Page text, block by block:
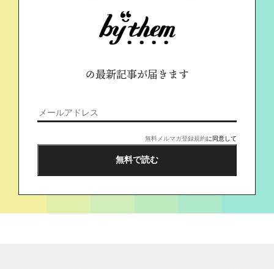
の最新記事が届きます
無料メルマガ登録規約に同意して